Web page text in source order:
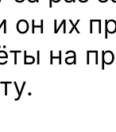
он их
на